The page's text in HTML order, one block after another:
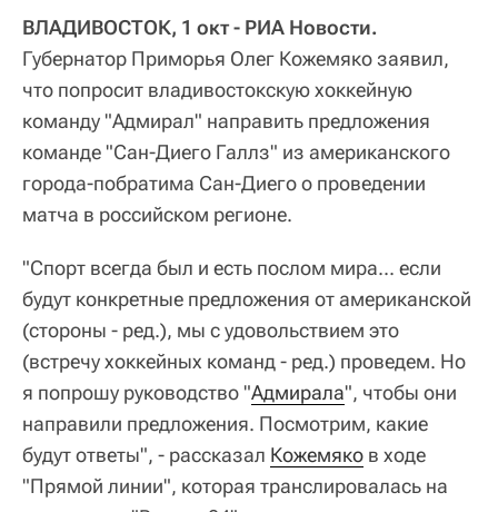
ВЛАДИВОСТОК, 1 окт - РИА Новости.
Губернатор Приморья Олег Кожемяко заявил,
что попросит владивостокскую хоккейную
команду "Адмирал" направить предложения
команде "Сан-Диего Галлз" из американского
города-побратима Сан-Диего о проведении
матча в российском регионе.
"Спорт всегда был и есть послом мира... если
будут конкретные предложения от американской
(стороны - ред.), мы с удовольствием это
(встречу хоккейных команд - ред.) проведем. Но
я попрошу руководство "Адмирала", чтобы они
направили предложения. Посмотрим, какие
будут ответы", - рассказал Кожемяко в ходе
"Прямой линии", которая транслировалась на